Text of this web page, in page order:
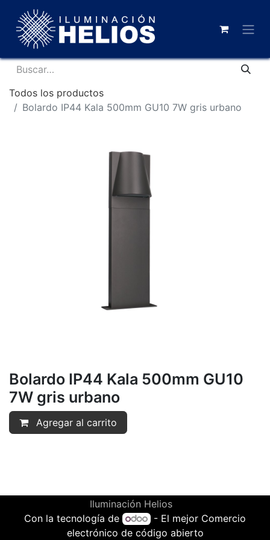
Todos los productos
Bolardo IP44 Kala 500mm GU10 7W gris urbano
Bolardo IP44 Kala 500mm GU10
7W gris urbano
Agregar al carrito
Iluminación Helios
Con la tecnología de
- El mejor Comercio
electrónico de código abierto